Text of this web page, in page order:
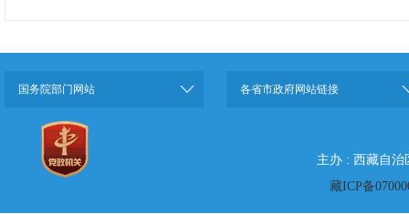
国务院部门网站 各省市政府网站链接
主办 : 西藏自治
藏ICP备